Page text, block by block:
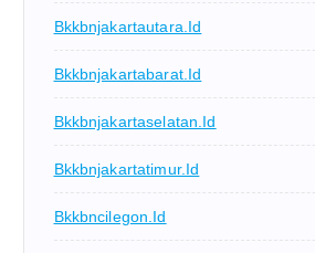
Bkkbnjakartautara.id
Bkkbnjakartabarat.id
Bkkbnjakartaselatan.id
Bkkbnjakartatimur.id
Bkkbncilegon.id